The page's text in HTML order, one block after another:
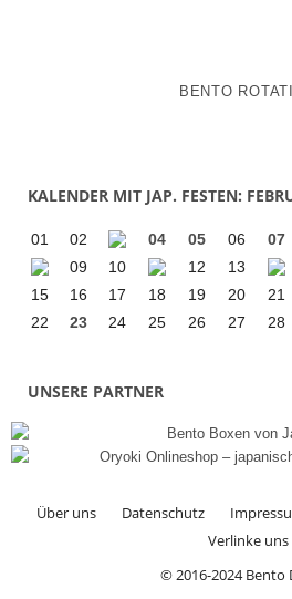
BENTO
KALENDER MIT JAP. FESTEN:
01 02 04 05 06
07
09
10 12
13
15
16 17 18 19 20
21
22
23 24 25 26 27 28
UNSERE PARTNER
Über uns Datenschutz
Verlinke uns
© 2016-2024 Bento